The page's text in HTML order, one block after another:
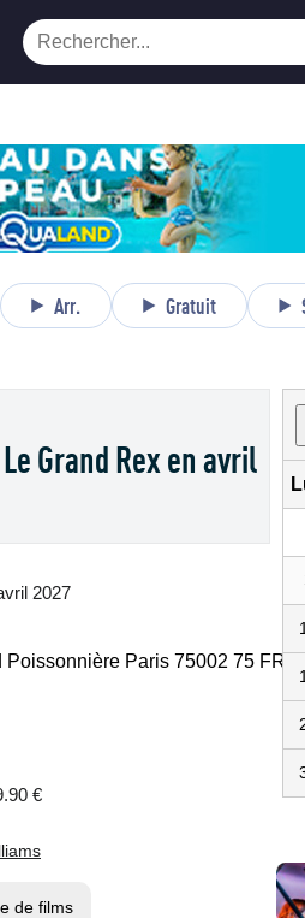
Arr. Gratuit
Grand Rex en avril
2027
Poissonnière Paris 75002 75 FR
€
de films